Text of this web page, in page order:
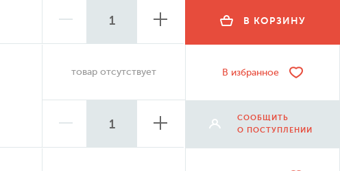
В КОРЗИНУ
товар отсутствует В избранное
СООБЩИТЬ
О ПОСТУПЛЕНИИ